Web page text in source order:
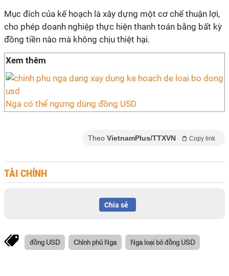
Mục đích của kế hoạch là xây dựng một cơ chế thuận lợi,
cho phép doanh nghiệp thực hiện thanh toán bằng bất kỳ
đồng tiền nào mà không chịu thiệt hại.
Xem thêm
Nga có thể ngưng dùng đồng USD
Theo VietnamPlus/TTXVN Copy link
TÀI CHÍNH
Chia sẻ
đồng USD Chính phủ Nga Nga loại bỏ đồng USD